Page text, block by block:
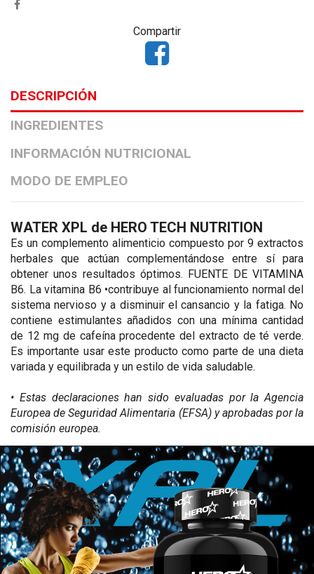
Compartir
DESCRIPCIÓN
INGREDIENTES
INFORMACIÓN NUTRICIONAL
MODO DE EMPLEO
WATER XPL de HERO TECH NUTRITION
Es un complemento alimenticio compuesto por 9 extractos
herbales que actúan complementándose entre sí para
obtener unos resultados óptimos. FUENTE DE VITAMINA
B6. La vitamina B6 •contribuye al funcionamiento normal del
sistema nervioso y a disminuir el cansancio y la fatiga. No
contiene estimulantes añadidos con una mínima cantidad
de 12 mg de cafeína procedente del extracto de té verde.
Es importante usar este producto como parte de una dieta
variada y equilibrada y un estilo de vida saludable.
• Estas declaraciones han sido evaluadas por la Agencia
Europea de Seguridad Alimentaria (EFSA) y aprobadas por la
comisión europea.
Agente de carga (E460), extracto de diente de león
(Taraxacum officinale (L.) Weber ex F.H.Wigg.) (raíz), cápsula
[agente de recubrimiento (E464)], extracto de té verde
(Camellia sinensis (L.) Kuntze) (hoja), extracto de alcachofa
(Cynara scolymus L.) (hoja), extracto de pilosella (Hieracium
pilosella L.) 5:1 (hojas, flores, raíces, hierba, rizoma),
extracto de gayuba (Arctostaphylos uva ursi L. Spreng.) 4:1
(hoja), extracto de espárrago (Asparagus officinalis L.) 10:1
Tomar una dosis diaria (4 cápsulas) dividida en 2 servicios
de 2 cápsulas con 500ml de agua cada uno. Tomar un
servicio por la mañana y otro por la tarde. Prestar atención a
la hidratación durante el día.